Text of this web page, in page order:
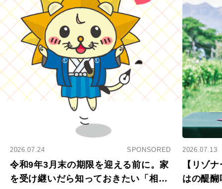
2026.07.24 SPONSORED
令和9年3月末の期限を迎える前に。家
を受け継いだら知っておきたい「相続
2026.07.13
【リゾ
はの醍